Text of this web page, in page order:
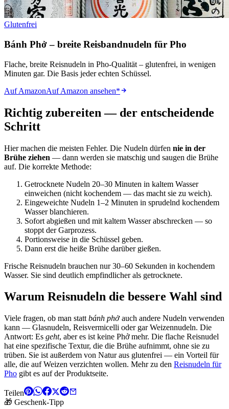
Glutenfrei
Bánh Phở – breite Reisbandnudeln für Pho
Flache, breite Reisnudeln in Pho-Qualität – glutenfrei, in wenigen
Minuten gar. Die Basis jeder echten Schüssel.
Auf AmazonAuf Amazon ansehen*
Richtig zubereiten — der entscheidende
Schritt
Hier machen die meisten Fehler. Die Nudeln dürfen nie in der
Brühe ziehen — dann werden sie matschig und saugen die Brühe
auf. Die korrekte Methode:
Getrocknete Nudeln 20–30 Minuten in kaltem Wasser
einweichen (nicht kochendem — das macht sie zu weich).
Eingeweichte Nudeln 1–2 Minuten in sprudelnd kochendem
Wasser blanchieren.
Sofort abgießen und mit kaltem Wasser abschrecken — so
stoppt der Garprozess.
Portionsweise in die Schüssel geben.
Dann erst die heiße Brühe darüber gießen.
Frische Reisnudeln brauchen nur 30–60 Sekunden in kochendem
Wasser. Sie sind deutlich empfindlicher als getrocknete.
Warum Reisnudeln die bessere Wahl sind
Viele fragen, ob man statt bánh phởauch andere Nudeln verwenden
kann — Glasnudeln, Reisvermicelli oder gar Weizennudeln. Die
Antwort: Es geht, aber es ist keine Phở mehr. Die flache Reisnudel
hat eine spezifische Textur, die die Brühe aufnimmt, ohne sie zu
trüben. Sie ist außerdem von Natur aus glutenfrei — ein Vorteil für
alle, die auf Weizen verzichten wollen. Mehr zu den Reisnudeln für
Pho gibt es auf der Produktseite.
Teilen
🎁 Geschenk-Tipp